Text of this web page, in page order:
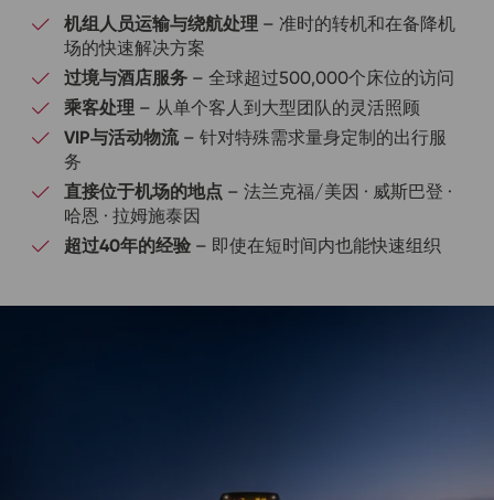
机组人员运输与绕航处理 – 准时的转机和在备降机
场的快速解决方案
过境与酒店服务 – 全球超过500,000个床位的访问
乘客处理 – 从单个客人到大型团队的灵活照顾
VIP与活动物流– 针对特殊需求量身定制的出行服
务
直接位于机场的地点 – 法兰克福/美因 · 威斯巴登 ·
哈恩 · 拉姆施泰因
超过40年的经验 – 即使在短时间内也能快速组织